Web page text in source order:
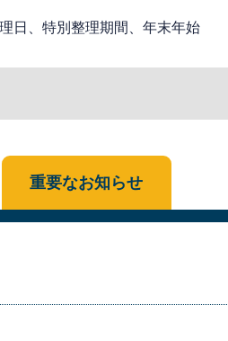
日、特別整理期間、年末年始
重要なお知らせ